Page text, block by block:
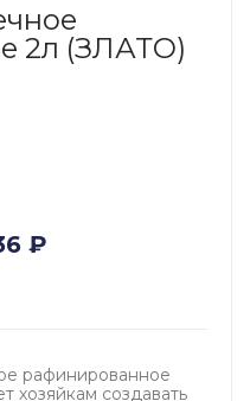
2л (ЗЛАТО)
₽
рафинированное
хозяйкам создавать